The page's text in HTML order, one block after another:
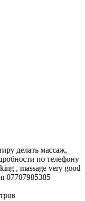
делать массаж,
по телефону
, massage very good
07707985385